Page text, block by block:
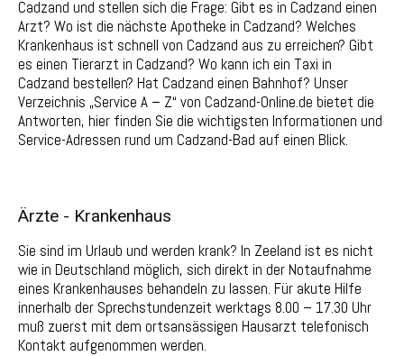
Cadzand und stellen sich die Frage: Gibt es in Cadzand einen
Arzt? Wo ist die nächste Apotheke in Cadzand? Welches
Krankenhaus ist schnell von Cadzand aus zu erreichen? Gibt
es einen Tierarzt in Cadzand? Wo kann ich ein Taxi in
Cadzand bestellen? Hat Cadzand einen Bahnhof? Unser
Verzeichnis „Service A – Z“ von Cadzand-Online.de bietet die
Antworten, hier finden Sie die wichtigsten Informationen und
Service-Adressen rund um Cadzand-Bad auf einen Blick.
Ärzte - Krankenhaus
Sie sind im Urlaub und werden krank? In Zeeland ist es nicht
wie in Deutschland möglich, sich direkt in der Notaufnahme
eines Krankenhauses behandeln zu lassen. Für akute Hilfe
innerhalb der Sprechstundenzeit werktags 8.00 – 17.30 Uhr
muß zuerst mit dem ortsansässigen Hausarzt telefonisch
Kontakt aufgenommen werden.